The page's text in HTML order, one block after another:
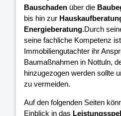
Bauschaden über die
bis hin zur
Energieberatung.Durch
seine fachliche Kompetenz
Immobiliengutachter ihr
Baumaßnahmen in Nottuln,
hinzugezogen werden sollte
zu vermeiden.
Auf den folgenden Seiten
Einblick in das